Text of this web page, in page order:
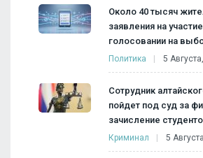
Около 40 тысяч
заявления на
голосовании на
Политика 5
Сотрудник
пойдет под суд за
зачисление
Криминал 5